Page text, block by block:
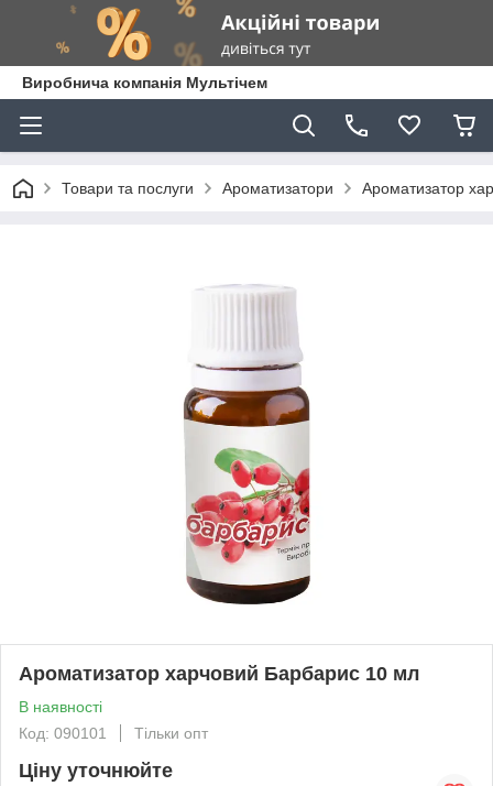
Виробнича компанія Мультічем
Товари та послуги Ароматизатори Ароматизатор
Ароматизатор харчовий Барбарис 10 мл
В наявності
Код: 090101
Тільки опт
Ціну уточнюйте